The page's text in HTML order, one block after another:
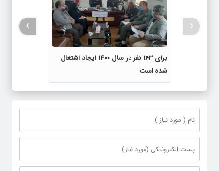
برای ۱۶۳ نفر در سال ۱۴۰۰ ایجاد اشتغال
شده است
‹
›